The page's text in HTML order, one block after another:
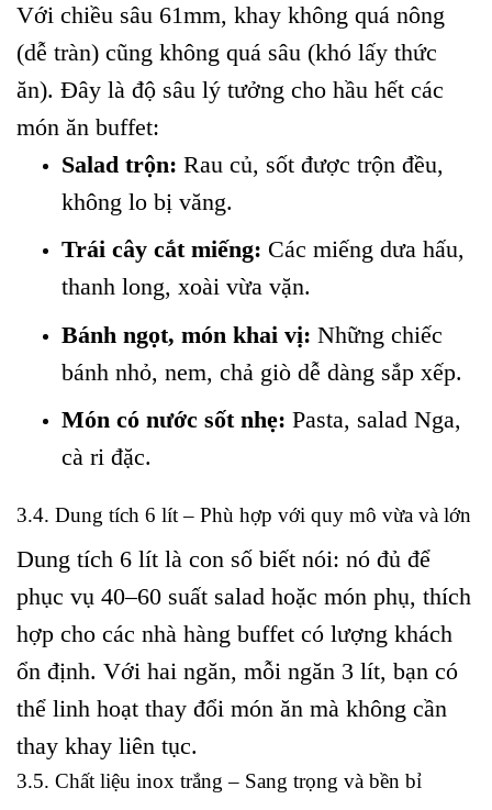
Với chiều sâu 61mm, khay không quá nông
(dễ tràn) cũng không quá sâu (khó lấy thức
ăn). Đây là độ sâu lý tưởng cho hầu hết các
món ăn buffet:
Salad trộn: Rau củ, sốt được trộn đều,
không lo bị văng.
Trái cây cắt miếng: Các miếng dưa hấu,
thanh long, xoài vừa vặn.
Bánh ngọt, món khai vị: Những chiếc
bánh nhỏ, nem, chả giò dễ dàng sắp xếp.
Món có nước sốt nhẹ: Pasta, salad Nga,
cà ri đặc.
3.4. Dung tích 6 lít – Phù hợp với quy mô vừa và lớn
Dung tích 6 lít là con số biết nói: nó đủ để
phục vụ 40–60 suất salad hoặc món phụ, thích
hợp cho các nhà hàng buffet có lượng khách
ổn định. Với hai ngăn, mỗi ngăn 3 lít, bạn có
thể linh hoạt thay đổi món ăn mà không cần
thay khay liên tục.
3.5. Chất liệu inox trắng – Sang trọng và bền bỉ